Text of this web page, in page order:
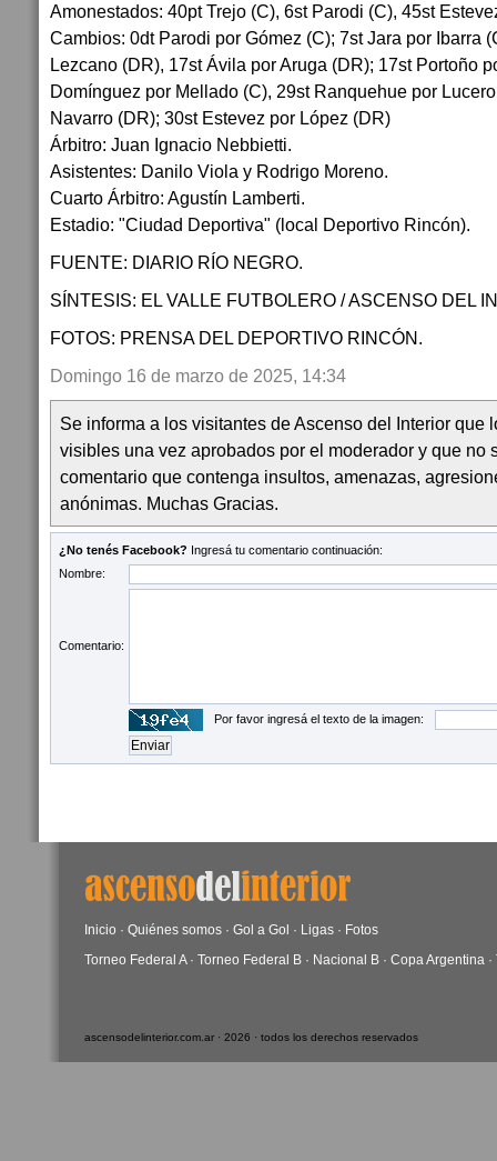
Amonestados: 40pt Trejo (C), 6st Parodi (C), 45st
Cambios: 0dt Parodi por Gómez (C); 7st Jara por Ibarra
Lezcano (DR), 17st Ávila por Aruga (DR); 17st Portoño
Domínguez por Mellado (C), 29st Ranquehue por
Navarro (DR); 30st Estevez por López (DR)
Árbitro: Juan Ignacio Nebbietti.
Asistentes: Danilo Viola y Rodrigo Moreno.
Cuarto Árbitro: Agustín Lamberti.
Estadio: "Ciudad Deportiva" (local Deportivo Rincón).
FUENTE: DIARIO RÍO NEGRO.
SÍNTESIS: EL VALLE FUTBOLERO / ASCENSO DEL
FOTOS: PRENSA DEL DEPORTIVO RINCÓN.
Domingo 16 de marzo de 2025, 14:34
Se informa a los visitantes de Ascenso del Interior que
visibles una vez aprobados por el moderador y que no
comentario que contenga insultos, amenazas,
anónimas. Muchas Gracias.
¿No tenés Facebook? Ingresá tu comentario continuación:
Nombre:
Comentario:
Por favor ingresá el texto de la imagen:
Inicio · Quiénes somos · Gol a Gol · Ligas · Fotos
Torneo Federal A· Torneo Federal B · Nacional B · Copa Argentina ·
ascensodelinterior.com.ar · 2026 · todos los derechos reservados